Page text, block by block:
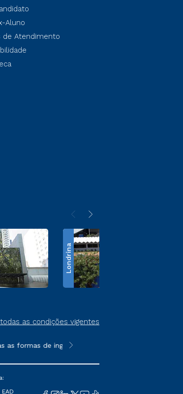
Aluno
de Atendimento
Londrina
as condições vigentes
de ingresso, exceto na prova on-line ou
**Semipresencial é um formato do